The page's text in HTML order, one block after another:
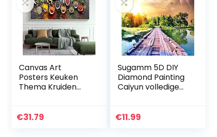
Canvas Art
Posters Keuken
Thema Kruiden
Canvas
€31.79
Sugamm 5D DIY
Diamond Painting
Caiyun volledige
strassteentjes,
€11.99